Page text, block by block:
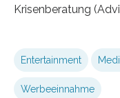
Krisenberatung
Entertainment
Werbeeinnahme